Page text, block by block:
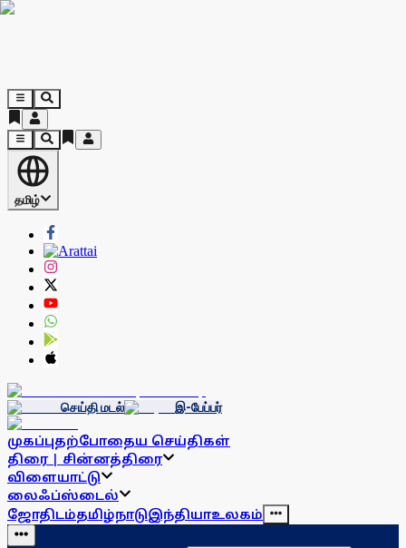
தமிழ்
செய்தி மடல் இ-பேப்பர்
முகப்புதற்போதைய செய்திகள்
திரை | சின்னத்திரை
விளையாட்டு
லைஃப்ஸ்டைல்
ஜோதிடம்தமிழ்நாடுஇந்தியாஉலகம்